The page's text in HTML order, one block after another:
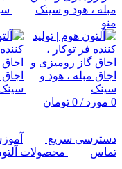
منو
0 مورد/
0 تومان
دسترسی سریع
تماس
محصولات